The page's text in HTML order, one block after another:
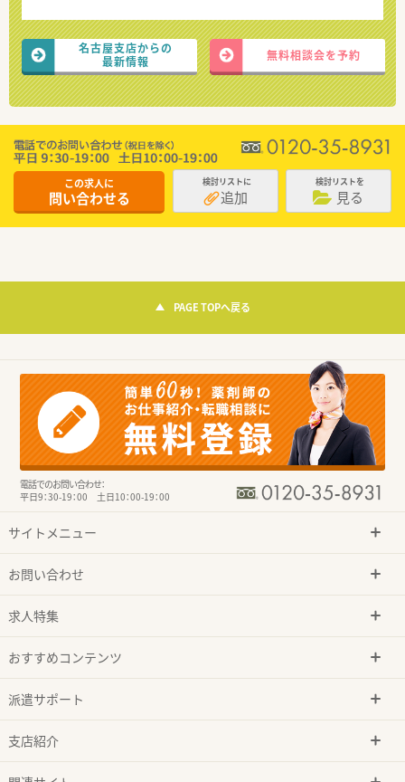
名古屋支店からの
最新情報
無料相談会を予約
この求人に
問い合わせる
検討リストに
追加
検討リストを
見る
PAGE TOPへ戻る
電話でのお問い合わせ：
平日9：30-19：00 土日10：00-19：00
サイトメニュー
お問い合わせ
求人特集
おすすめコンテンツ
派遣サポート
支店紹介